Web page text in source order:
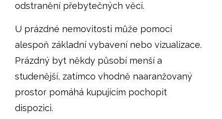
odstranění přebytečných věcí.
U prázdné nemovitosti může pomoci
alespoň základní vybavení nebo vizualizace.
Prázdný byt někdy působí menší a
studenější, zatímco vhodně naaranžovaný
prostor pomáhá kupujícím pochopit
dispozici.